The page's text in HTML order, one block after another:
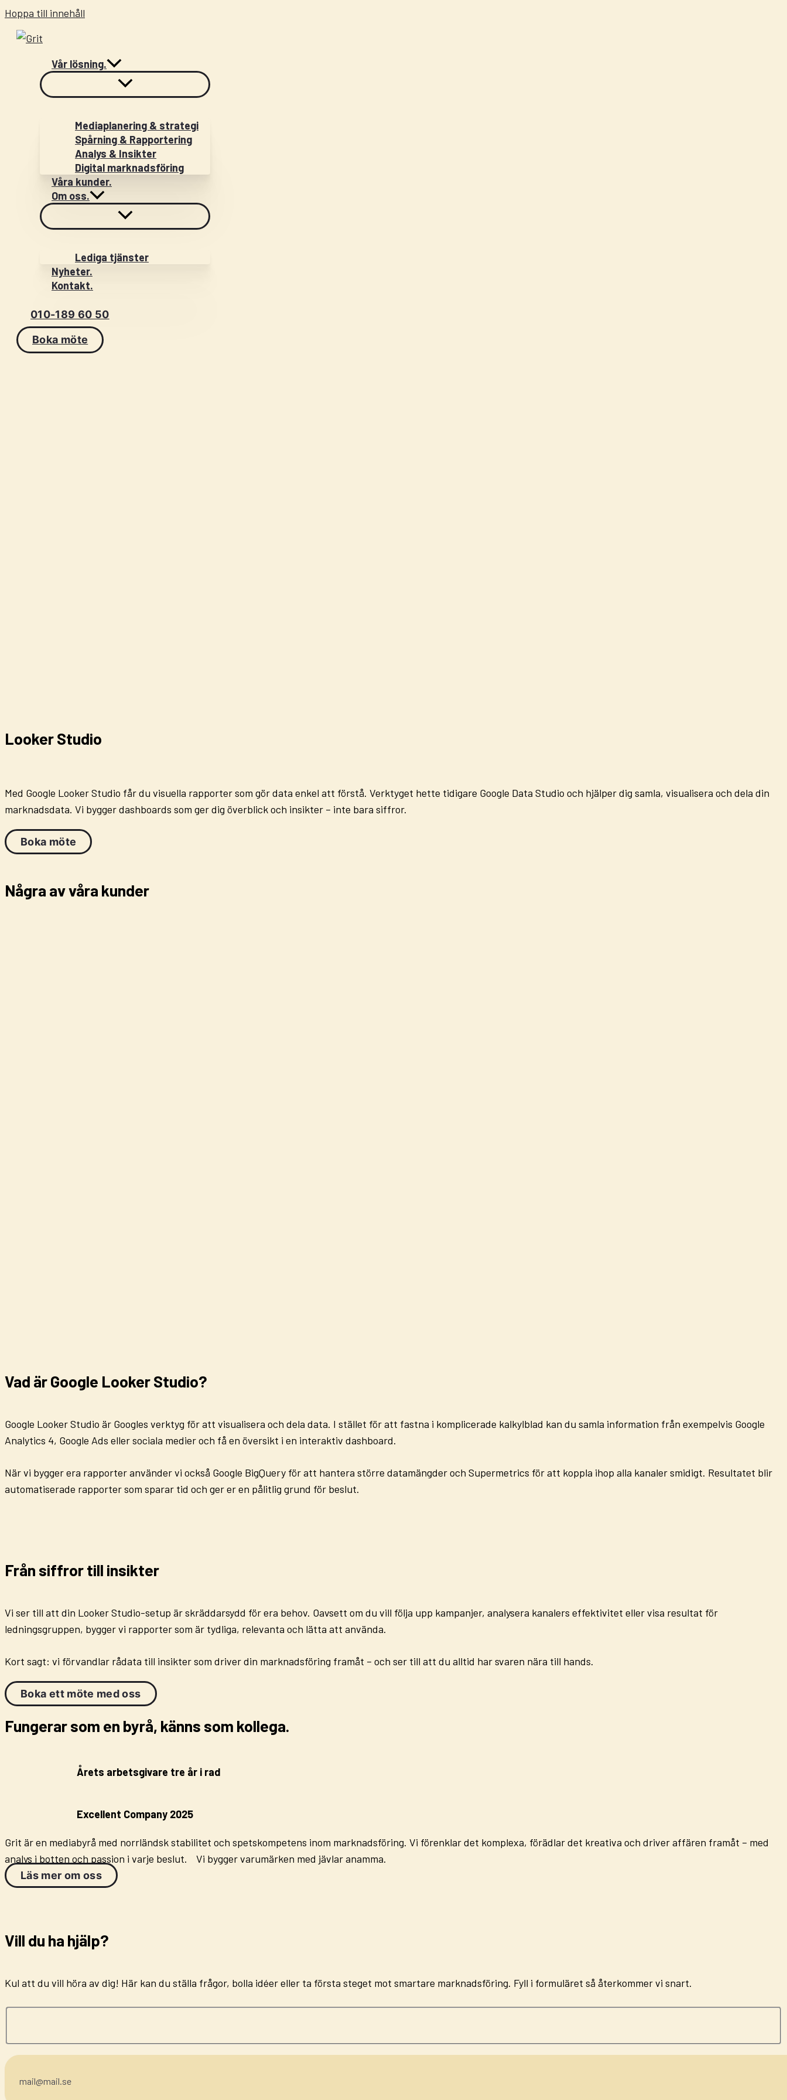
Hoppa till innehåll
Vår lösning.
Mediaplanering & strategi
Spårning & Rapportering
Analys & Insikter
Digital marknadsföring
Våra kunder.
Om oss.
Lediga tjänster
Nyheter.
Kontakt.
010-189 60 50
Boka möte
Looker Studio
Med Google Looker Studio får du visuella rapporter som gör data enkel att förstå. Verktyget hette tidigare Google Data Studio och hjälper dig samla, visualisera och dela din
marknadsdata. Vi bygger dashboards som ger dig överblick och insikter – inte bara siffror.
Boka möte
Några av våra kunder
Vad är Google Looker Studio?
Google Looker Studio är Googles verktyg för att visualisera och dela data. I stället för att fastna i komplicerade kalkylblad kan du samla information från exempelvis Google
Analytics 4, Google Ads eller sociala medier och få en översikt i en interaktiv dashboard.
När vi bygger era rapporter använder vi också Google BigQuery för att hantera större datamängder och Supermetrics för att koppla ihop alla kanaler smidigt. Resultatet blir
automatiserade rapportersom sparar tid och ger er en pålitlig grund för beslut.
Från siffror till insikter
Vi ser till att din Looker Studio-setup ärskräddarsydd för era behov. Oavsett om du vill följa upp kampanjer, analysera kanalers effektivitet eller visa resultat för
ledningsgruppen, bygger vi rapporter som är tydliga, relevanta och lätta att använda.
Kort sagt: vi förvandlar rådata till insikter som driver din marknadsföring framåt – och ser till att du alltid har svaren nära till hands.
Boka ett möte med oss
Fungerar som en byrå, känns som kollega.
Årets arbetsgivare tre år i rad
Excellent Company 2025
Grit är en mediabyrå med norrländsk stabilitet och spetskompetens inom marknadsföring. Vi förenklar det komplexa, förädlar det kreativa och driver affären framåt – med
analys i botten och passion i varje beslut. Vi bygger varumärken med jävlar anamma.
Läs mer om oss
Vill du ha hjälp?
Kul att du vill höra av dig! Här kan du ställa frågor, bolla idéer eller ta första steget mot smartare marknadsföring. Fyll i formuläret så återkommer vi snart.